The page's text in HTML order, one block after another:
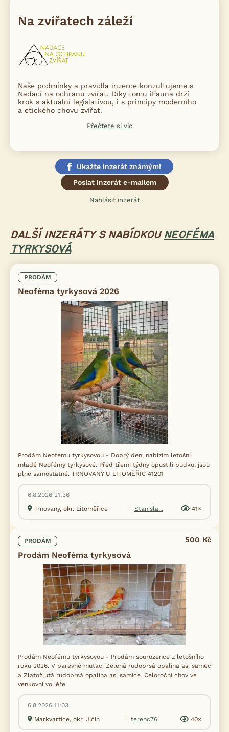
Na zvířatech záleží
Naše podmínky a pravidla inzerce konzultujeme s
Nadací na ochranu zvířat. Díky tomu iFauna drží
krok s aktuální legislativou, i s principy moderního
a etického chovu zvířat.
Přečtete si víc
Ukažte inzerát známým!
Poslat inzerát e-mailem
Nahlásit inzerát
DALŠÍ INZERÁTY S NABÍDKOU NEOFÉMA
TYRKYSOVÁ
PRODÁM
Neoféma tyrkysová 2026
Prodám Neofému tyrkysovou - Dobrý den, nabízím letošní
mladé Neofémy tyrkysové. Před třemi týdny opustili budku, jsou
plně samostatné. TRNOVANY U LITOMĚŘIC 41201
6.8.2026 21:36
Trnovany, okr. Litoměřice
Stanisla... 41×
PRODÁM
Prodám Neoféma tyrkysová
500 Kč
Prodám Neofému tyrkysovou - Prodám sourozence z letošního
roku 2026. V barevné mutaci Zelená rudoprsá opalína asi samec
a Zlatožlutá rudoprsá opalína asi samice. Celoroční chov ve
venkovní voliéře.
6.8.2026 11:03
Markvartice, okr. Jičín
ferenc76 40×